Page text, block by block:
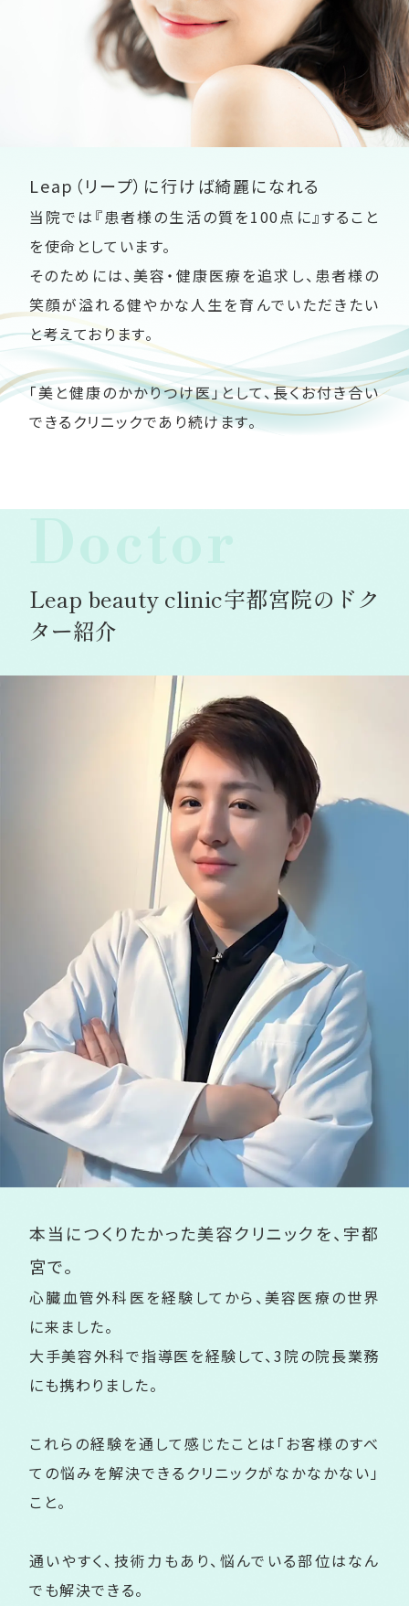
Leap（リープ）に行けば綺麗になれる
当院では『患者様の生活の質を100点に』すること
を使命としています。
そのためには、美容・健康医療を追求し、患者様の
笑顔が溢れる健やかな人生を育んでいただきたい
と考えております。
「美と健康のかかりつけ医」として、長くお付き合い
できるクリニックであり続けます。
Leap beauty clinic宇都宮院のドク
ター紹介
本当につくりたかった美容クリニックを、 宇都
宮で。
心臓血管外科医を経験してから、美容医療の世界
に来ました。
大手美容外科で指導医を経験して、3院の院長業務
にも携わりました。
これらの経験を通して感じたことは「お客様のすべ
ての悩みを解決できるクリニックがなかなかない」
こと。
通いやすく、技術力もあり、悩んでいる部位はなん
でも解決できる。